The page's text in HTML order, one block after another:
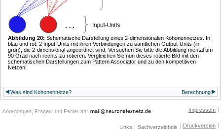
Abbildung 20: Schematische Darstellung eines 2-dimensionalen Kohonennetzes. In
blau und rot: 2 Input-Units mit ihren Verbindungen zu sämtlichen Output-Units (in
grün), die 2-dimensional angeordnet sind. Versuchen Sie bitte die Abbildung mental um
90 Grad nach rechts zu rotieren. Vergleichen Sie nun dieses rotierte Bild mit den
schematischen Darstellungen zum Pattern Associator und zu den kompetitiven
Netzen!
Was sind Kohonennetze? Berechnung
Anregungen, Fragen und Fehler an: Impressum
Druckversion
Sachverzeichnis
Links